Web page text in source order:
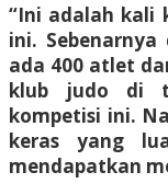
“Ini adalah kali
ini.
ada 400 atlet
klub judo di
kompetisi ini.
keras yang
mendapatkan